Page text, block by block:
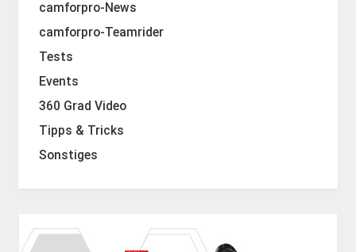
camforpro-News
camforpro-Teamrider
Tests
Events
360 Grad Video
Tipps & Tricks
Sonstiges